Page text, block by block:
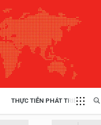
THỰC TIỄN PHÁT TRIỂN